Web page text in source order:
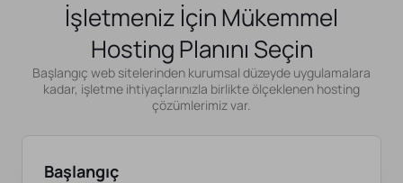
İşletmeniz İçin Mükemmel
Hosting Planını Seçin
Başlangıç web sitelerinden kurumsal düzeyde uygulamalara
kadar, işletme ihtiyaçlarınızla birlikte ölçeklenen hosting
çözümlerimiz var.
Başlangıç